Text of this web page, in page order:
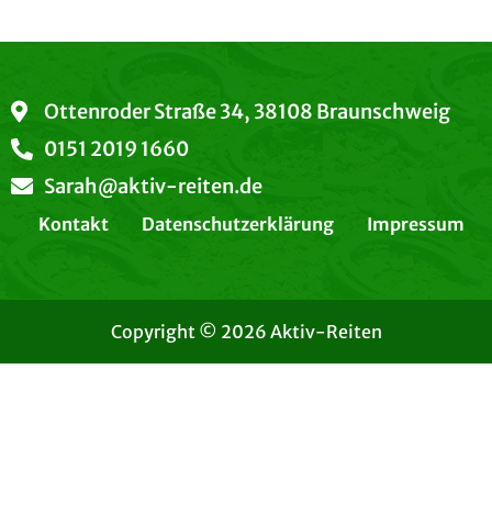
Ottenroder Straße 34, 38108 Braunschweig
0151 2019 1660
Sarah@aktiv-reiten.de
Kontakt Datenschutzerklärung Impressum
Copyright © 2026 Aktiv-Reiten